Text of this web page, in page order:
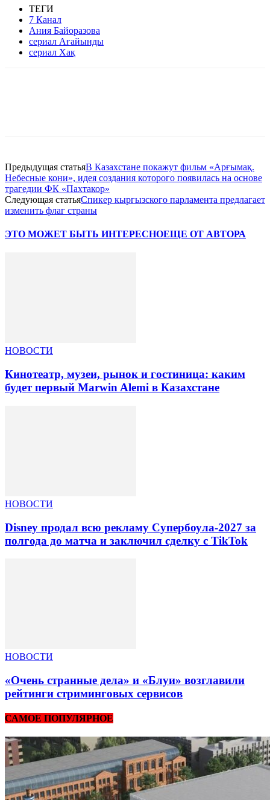
ТЕГИ
7 Канал
Ания Байоразова
сериал Ағайынды
сериал Хақ
Предыдущая статьяВ Казахстане покажут фильм «Арғымақ.
Небесные кони», идея создания которого появилась на основе
трагедии ФК «Пахтакор»
Следующая статьяСпикер кыргызского парламента предлагает
изменить флаг страны
ЭТО МОЖЕТ БЫТЬ ИНТЕРЕСНОЕЩЕ ОТ АВТОРА
НОВОСТИ
Кинотеатр, музеи, рынок и гостиница: каким
будет первый Marwin Alemi в Казахстане
НОВОСТИ
Disney продал всю рекламу Супербоула-2027 за
полгода до матча и заключил сделку с TikTok
НОВОСТИ
«Очень странные дела» и «Блуи» возглавили
рейтинги стриминговых сервисов
САМОЕ ПОПУЛЯРНОЕ